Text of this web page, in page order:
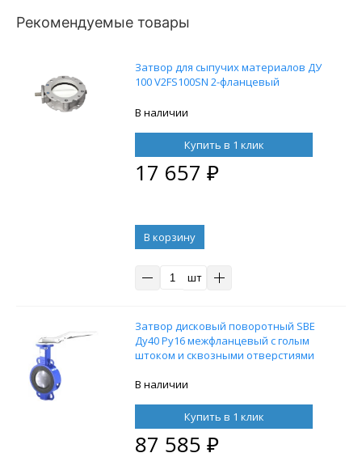
Рекомендуемые товары
Затвор для сыпучих материалов ДУ
100 V2FS100SN 2-фланцевый
В наличии
Купить в 1 клик
17 657 ₽
В корзину
шт
Затвор дисковый поворотный SBE
Ду40 Ру16 межфланцевый с голым
штоком и сквозными отверстиями
В наличии
Купить в 1 клик
87 585 ₽